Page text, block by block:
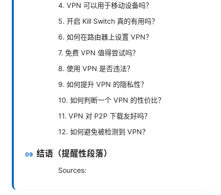
4. VPN 可以用于移动设备吗？
5. 开启 Kill Switch 真的有用吗？
6. 如何在路由器上设置 VPN？
7. 免费 VPN 值得尝试吗？
8. 使用 VPN 是否违法？
9. 如何提升 VPN 的隐私性？
10. 如何判断一个 VPN 的性价比？
11. VPN 对 P2P 下载友好吗？
12. 如何避免被检测到 VPN？
结语（提醒性段落）
Sources: